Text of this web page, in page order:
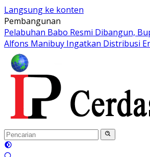
Langsung ke konten
Pembangunan
Pelabuhan Babo Resmi Dibangun,
Alfons Manibuy Ingatkan Distribusi